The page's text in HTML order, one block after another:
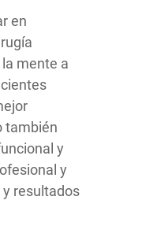
en
mente a
también
y
y
resultados